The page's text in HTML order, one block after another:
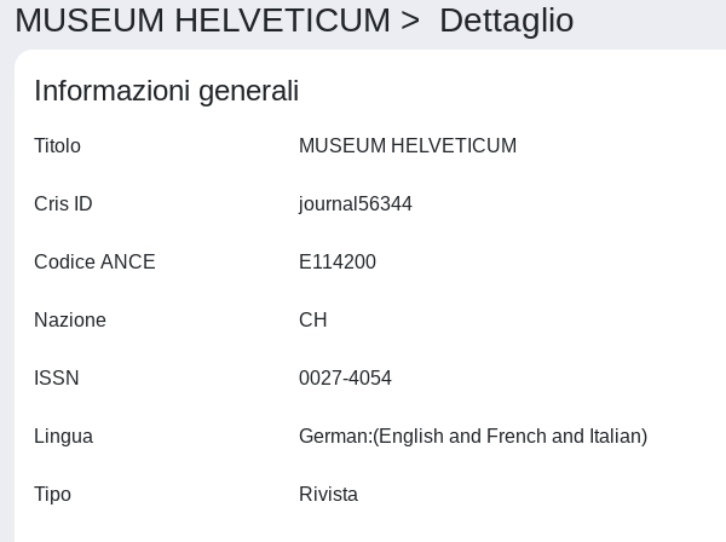
MUSEUM HELVETICUM > Dettaglio
Informazioni generali
Titolo
Cris ID
Codice ANCE
Nazione
ISSN
Lingua
Tipo Rivista